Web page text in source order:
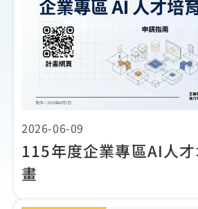
2026-06-09
115年度企業專區AI人
畫